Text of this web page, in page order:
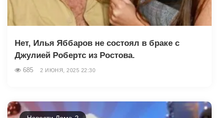
Нет, Илья Яббаров не состоял в браке с
Джулией Робертс из Ростова.
685 2 ИЮНЯ, 2025 22:30